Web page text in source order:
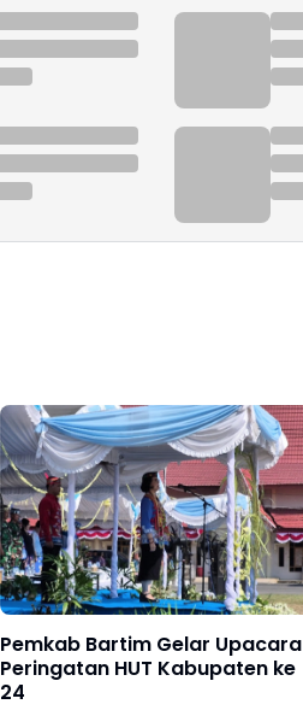
Pemkab Bartim Gelar Upacara
Peringatan HUT Kabupaten ke
24